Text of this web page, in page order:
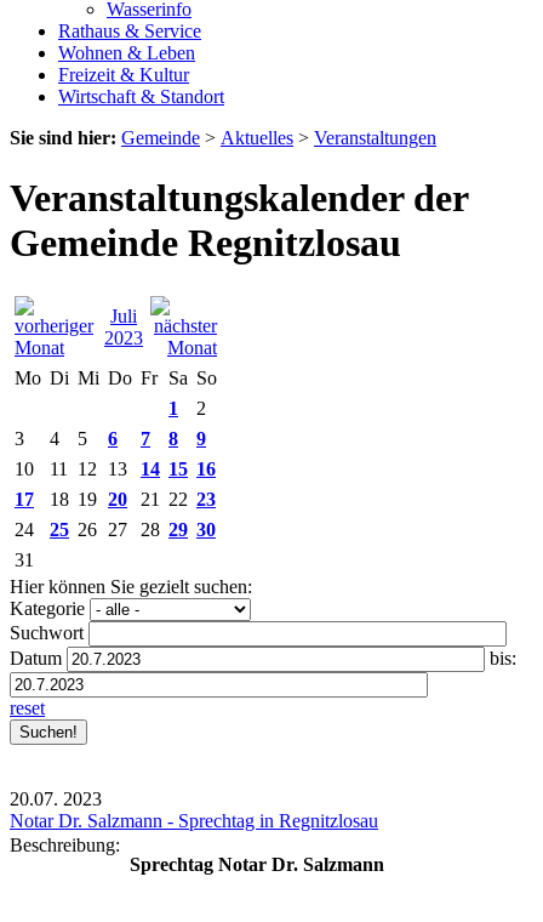
Wasserinfo
Rathaus & Service
Wohnen & Leben
Freizeit & Kultur
Wirtschaft & Standort
Sie sind hier: Gemeinde > Aktuelles > Veranstaltungen
Veranstaltungskalender der
Gemeinde Regnitzlosau
Juli
2023
Mo Di Mi Do Fr Sa So
1
2
3
4 5 6 7 8
9
10
11 12 13 14 15 16
17
18 19 20 21 22 23
24
25 26 27 28 29 30
31
Hier können Sie gezielt suchen:
Kategorie
Suchwort
Datum
bis:
reset
20.07. 2023
Notar Dr. Salzmann - Sprechtag in Regnitzlosau
Beschreibung:
Sprechtag Notar Dr. Salzmann